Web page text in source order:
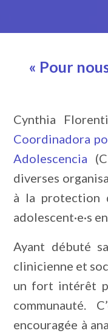
« Pour
Cynthia
Coordinadora
Adolescencia
diverses
à la protection
adolescent·e·s
Ayant débuté
clinicienne et
un fort intérêt
communauté.
encouragée à